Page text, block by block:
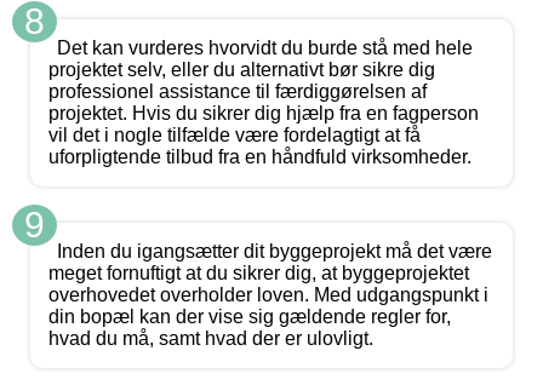
8
Det kan vurderes hvorvidt du burde stå med hele
projektet selv, eller du alternativt bør sikre dig
professionel assistance til færdiggørelsen af
projektet. Hvis du sikrer dig hjælp fra en fagperson
vil det i nogle tilfælde være fordelagtigt at få
uforpligtende tilbud fra en håndfuld virksomheder.
9
Inden du igangsætter dit byggeprojekt må det være
meget fornuftigt at du sikrer dig, at byggeprojektet
overhovedet overholder loven. Med udgangspunkt i
din bopæl kan der vise sig gældende regler for,
hvad du må, samt hvad der er ulovligt.